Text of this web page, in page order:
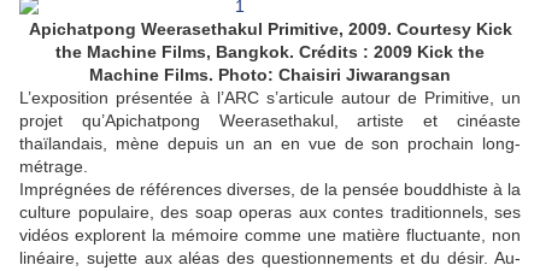
Apichatpong Weerasethakul Primitive, 2009. Courtesy Kick
the Machine Films, Bangkok. Crédits : 2009 Kick the
Machine Films. Photo: Chaisiri Jiwarangsan
L’exposition présentée à l’ARC s’articule autour de Primitive, un
projet qu’Apichatpong Weerasethakul, artiste et cinéaste
thaïlandais, mène depuis un an en vue de son prochain long-
métrage.
Imprégnées de références diverses, de la pensée bouddhiste à la
culture populaire, des soap operas aux contes traditionnels, ses
vidéos explorent la mémoire comme une matière fluctuante, non
linéaire, sujette aux aléas des questionnements et du désir. Au-